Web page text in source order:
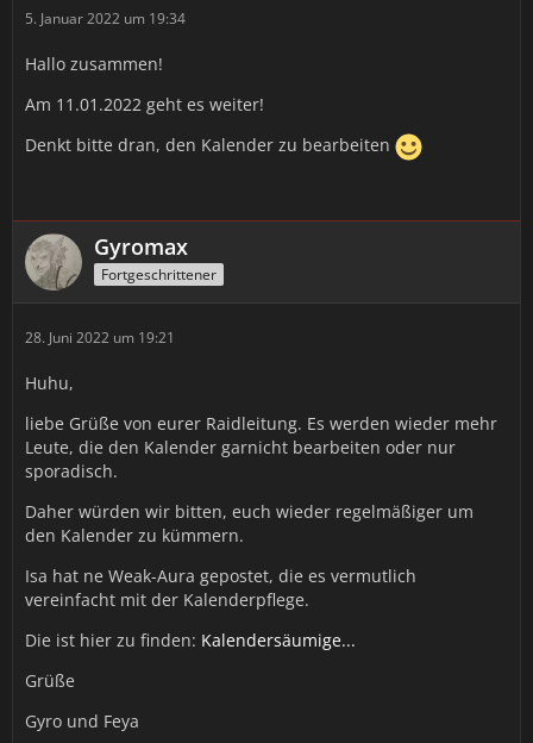
5. Januar 2022 um 19:34
Hallo zusammen!
Am 11.01.2022 geht es weiter!
Denkt bitte dran, den Kalender zu bearbeiten
Gyromax
Fortgeschrittener
28. Juni 2022 um 19:21
Huhu,
liebe Grüße von eurer Raidleitung. Es werden wieder mehr
Leute, die den Kalender garnicht bearbeiten oder nur
sporadisch.
Daher würden wir bitten, euch wieder regelmäßiger um
den Kalender zu kümmern.
Isa hat ne Weak-Aura gepostet, die es vermutlich
vereinfacht mit der Kalenderpflege.
Die ist hier zu finden: Kalendersäumige...
Grüße
Gyro und Feya